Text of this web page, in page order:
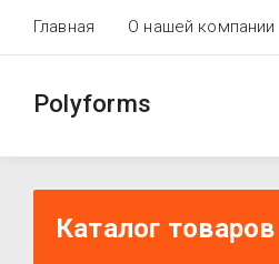
Главная О нашей компании
Polyforms
Каталог товаров